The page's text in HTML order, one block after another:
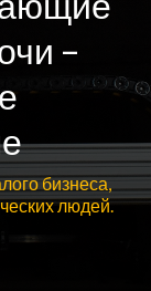
–
бизнеса,
людей.